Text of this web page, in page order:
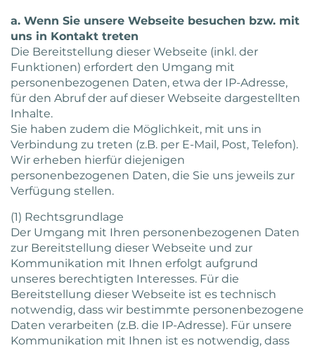
a. Wenn Sie unsere Webseite besuchen bzw. mit
uns in Kontakt treten
Die Bereitstellung dieser Webseite (inkl. der
Funktionen) erfordert den Umgang mit
personenbezogenen Daten, etwa der IP-Adresse,
für den Abruf der auf dieser Webseite dargestellten
Inhalte.
Sie haben zudem die Möglichkeit, mit uns in
Verbindung zu treten (z.B. per E-Mail, Post, Telefon).
Wir erheben hierfür diejenigen
personenbezogenen Daten, die Sie uns jeweils zur
Verfügung stellen.
(1) Rechtsgrundlage
Der Umgang mit Ihren personenbezogenen Daten
zur Bereitstellung dieser Webseite und zur
Kommunikation mit Ihnen erfolgt aufgrund
unseres berechtigten Interesses. Für die
Bereitstellung dieser Webseite ist es technisch
notwendig, dass wir bestimmte personenbezogene
Daten verarbeiten (z.B. die IP-Adresse). Für unsere
Kommunikation mit Ihnen ist es notwendig, dass